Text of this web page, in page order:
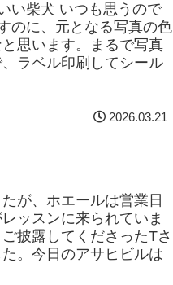
い柴犬 いつも思うので
のに、元となる写真の色
思います。まるで写真
ラベル印刷してシール
2026.03.21
が、ホエールは営業日
ッスンに来られていま
披露してくださったTさ
。今日のアサヒビルは